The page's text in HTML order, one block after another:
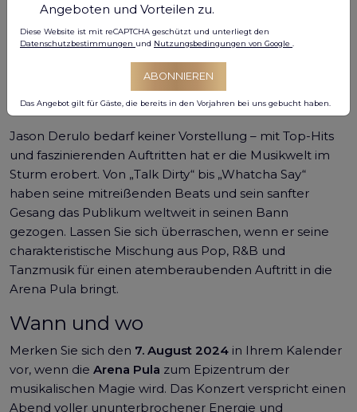
zurückblicken, die bis in die antike Römerzeit
zurückreicht . Die Arena Pula ist bekannt für ihre
atemberaubende Architektur und unvergleichliche
Akustik und bietet einen unvergesslichen Rahmen für
einen Abend voller mitreißender Musik und
Unterhaltung.
Jason Derulo bedarf keiner Vorstellung – mit Top-Hits
und faszinierenden Auftritten hat er die Musikwelt im
Sturm erobert. Von „Talk Dirty“ bis „Whatcha Say“
haben seine mitreißenden Beats und sein sanfter
Gesang das Publikum weltweit in seinen Bann
gezogen. Lassen Sie sich überraschen, wenn er seine
charakteristische Mischung aus Pop, R&B und
Tanzmusik für einen atemberaubenden Auftritt in die
Arena Pula bringt.
Wann und wo
Merken Sie sich den 7. August 2024 in Ihrem Kalender
vor, wenn die Arena Pula zum Epizentrum der
musikalischen Magie wird. Das Konzert verspricht einen
Abend voller ununterbrochener Energie und
Angeboten und Vorteilen zu.
Diese Website ist mit reCAPTCHA geschützt und unterliegt den
Datenschutzbestimmungen und Nutzungsbedingungen von Google
ABONNIEREN
Das Angebot gilt für Gäste, die bereits in den Vorjahren bei uns gebucht haben.